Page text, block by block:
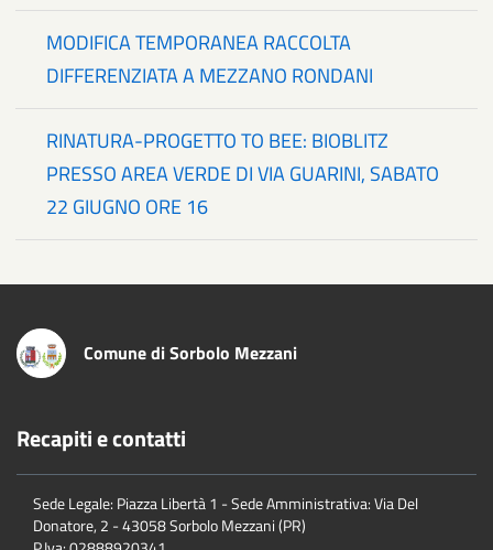
MODIFICA TEMPORANEA RACCOLTA
DIFFERENZIATA A MEZZANO RONDANI
RINATURA-PROGETTO TO BEE: BIOBLITZ
PRESSO AREA VERDE DI VIA GUARINI, SABATO
22 GIUGNO ORE 16
Comune di Sorbolo Mezzani
Recapiti e contatti
Sede Legale: Piazza Libertà 1 - Sede Amministrativa: Via Del
Donatore, 2 - 43058 Sorbolo Mezzani (PR)